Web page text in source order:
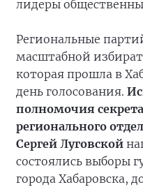
лидеры
Региональные
масштабной
которая прошла в
день голосования.
полномочия
регионального
Сергей Луговской
состоялись выборы
города Хабаровска,